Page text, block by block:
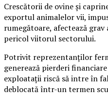
Crescătorii de ovine și
exportul animalelor vii,
rumegătoare, afectează
pericol viitorul sectorului.
Potrivit reprezentanților
generează pierderi
exploatații riscă să intre în
deblocată într-un termen